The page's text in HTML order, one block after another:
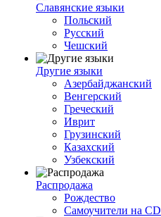
Славянские языки
Польский
Русский
Чешский
Другие языки
Азербайджанский
Венгерский
Греческий
Иврит
Грузинский
Казахский
Узбекский
Распродажа
Рождество
Самоучители на CD